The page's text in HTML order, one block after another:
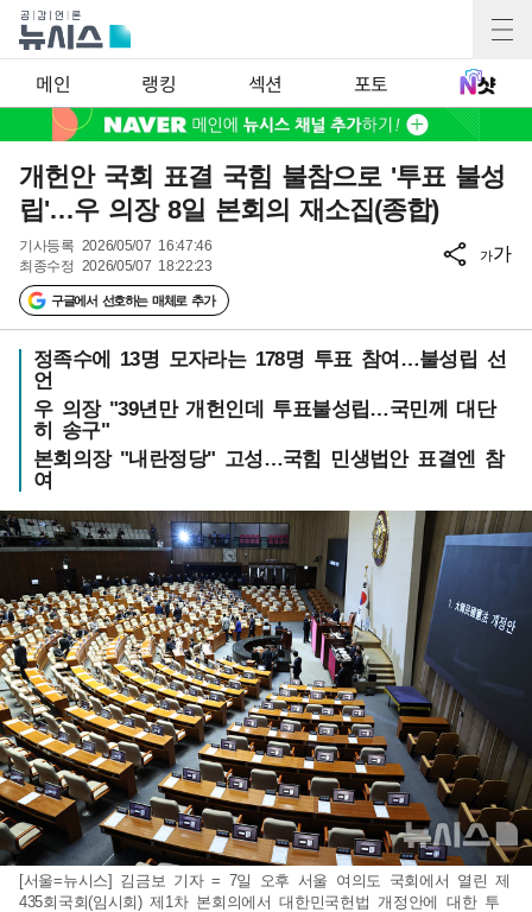
메인 랭킹 섹션 포토
개헌안 국회 표결 국힘 불참으로 '투표 불성
립'…우 의장 8일 본회의 재소집(종합)
기사등록 2026/05/07 16:47:46
최종수정 2026/05/07 18:22:23
구글에서 선호하는 매체로 추가
가가
정족수에 13명 모자라는 178명 투표 참여…불성립 선
언
우 의장 "39년만 개헌인데 투표불성립…국민께 대단
히 송구"
본회의장 "내란정당" 고성…국힘 민생법안 표결엔 참
여
[서울=뉴시스] 김금보 기자 = 7일 오후 서울 여의도 국회에서 열린 제
435회국회(임시회) 제1차 본회의에서 대한민국헌법 개정안에 대한 투